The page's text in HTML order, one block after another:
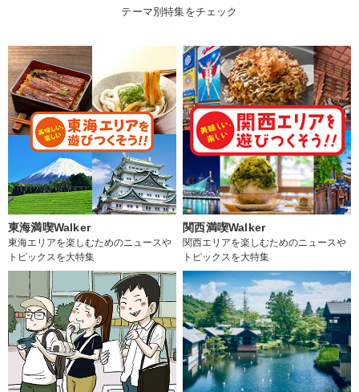
テーマ別特集をチェック
東海満喫Walker
東海エリアを楽しむためのニュースや
トピックスを大特集
関西満喫Walker
関西エリアを楽しむためのニュースや
トピックスを大特集